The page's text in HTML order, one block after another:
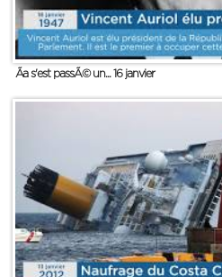
Ãa s'est passÃ© un... 16 janvier